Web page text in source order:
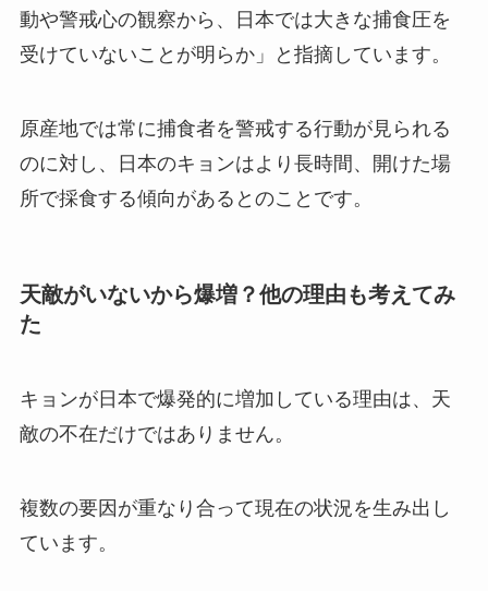
動や警戒心の観察から、日本では大きな捕食圧を
受けていないことが明らか」と指摘しています。
原産地では常に捕食者を警戒する行動が見られる
のに対し、日本のキョンはより長時間、開けた場
所で採食する傾向があるとのことです。
天敵がいないから爆増？他の理由も考えてみ
た
キョンが日本で爆発的に増加している理由は、天
敵の不在だけではありません。
複数の要因が重なり合って現在の状況を生み出し
ています。